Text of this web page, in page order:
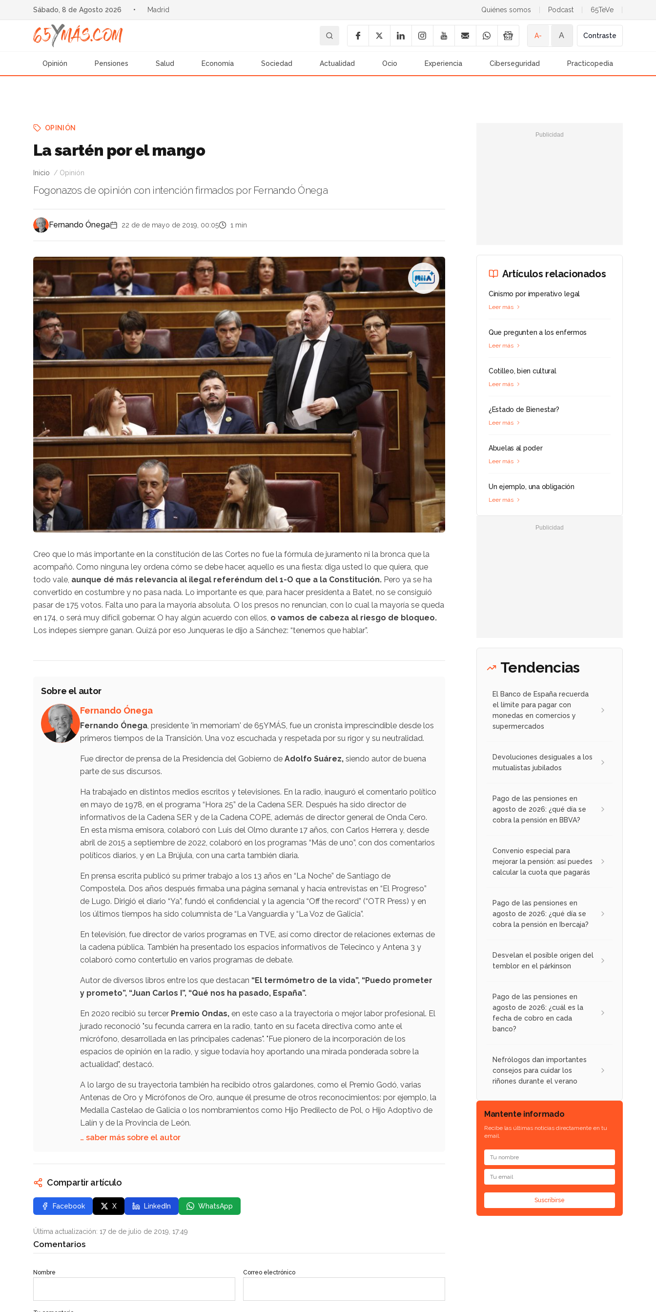
Sábado, 8 de Agosto 2026 • Madrid Quiénes somos Podcast 65TeVe
A- A Contraste
Opinión Pensiones Salud Economía Sociedad Actualidad Ocio Experiencia Ciberseguridad Practicopedia
OPINIÓN
La sartén por el mango
Inicio Opinión
Fogonazos de opinión con intención firmados por Fernando Ónega
Fernando Ónega 22 de de mayo de 2019, 00:05 1 min
Creo que lo más importante en la constitución de las Cortes no fue la fórmula de juramento ni la bronca que la
acompañó. Como ninguna ley ordena cómo se debe hacer, aquello es una fiesta: diga usted lo que quiera, que
todo vale, aunque dé más relevancia al ilegal referéndum del 1-O que a la Constitución. Pero ya se ha
convertido en costumbre y no pasa nada. Lo importante es que, para hacer presidenta a Batet, no se consiguió
pasar de 175 votos. Falta uno para la mayoría absoluta. O los presos no renuncian, con lo cual la mayoría se queda
en 174, o será muy difícil gobernar. O hay algún acuerdo con ellos, o vamos de cabeza al riesgo de bloqueo.
Los indepes siempre ganan. Quizá por eso Junqueras le dijo a Sánchez: “tenemos que hablar”.
Sobre el autor
Fernando Ónega
Fernando Ónega , presidente 'in memoriam' de 65YMÁS, fue un cronista imprescindible desde los
primeros tiempos de la Transición. Una voz escuchada y respetada por su rigor y su neutralidad.
Fue director de prensa de la Presidencia del Gobierno de Adolfo Suárez, siendo autor de buena
parte de sus discursos.
Ha trabajado en distintos medios escritos y televisiones. En la radio, inauguró el comentario político
en mayo de 1978, en el programa “Hora 25” de la Cadena SER. Después ha sido director de
informativos de la Cadena SER y de la Cadena COPE, además de director general de Onda Cero.
En esta misma emisora, colaboró con Luis del Olmo durante 17 años, con Carlos Herrera y, desde
abril de 2015 a septiembre de 2022, colaboró en los programas “Más de uno”, con dos comentarios
políticos diarios, y en La Brújula, con una carta también diaria.
En prensa escrita publicó su primer trabajo a los 13 años en “La Noche” de Santiago de
Compostela. Dos años después firmaba una página semanal y hacía entrevistas en “El Progreso”
de Lugo. Dirigió el diario “Ya”, fundó el confidencial y la agencia “Off the record” (“OTR Press) y en
los últimos tiempos ha sido columnista de “La Vanguardia y “La Voz de Galicia”.
En televisión, fue director de varios programas en TVE, así como director de relaciones externas de
la cadena pública. También ha presentado los espacios informativos de Telecinco y Antena 3 y
colaboró como contertulio en varios programas de debate.
Autor de diversos libros entre los que destacan “El termómetro de la vida”, “Puedo prometer
y prometo”, “Juan Carlos I”, “Qué nos ha pasado, España”.
En 2020 recibió su tercer Premio Ondas, en este caso a la trayectoria o mejor labor profesional. El
jurado reconoció "su fecunda carrera en la radio, tanto en su faceta directiva como ante el
micrófono, desarrollada en las principales cadenas". "Fue pionero de la incorporación de los
espacios de opinión en la radio, y sigue todavía hoy aportando una mirada ponderada sobre la
actualidad", destacó.
A lo largo de su trayectoria también ha recibido otros galardones, como el Premio Godó, varias
Antenas de Oro y Micrófonos de Oro, aunque él presume de otros reconocimientos: por ejemplo, la
Medalla Castelao de Galicia o los nombramientos como Hijo Predilecto de Pol, o Hijo Adoptivo de
Lalín y de la Provincia de León.
… saber más sobre el autor
Compartir artículo
Facebook X LinkedIn WhatsApp
Última actualización: 17 de de julio de 2019, 17:49
Comentarios
Nombre Correo electrónico
Artículos relacionados
Cinismo por imperativo legal
Leer más
Que pregunten a los enfermos
Leer más
Cotilleo, bien cultural
Leer más
¿Estado de Bienestar?
Leer más
Abuelas al poder
Leer más
Un ejemplo, una obligación
Leer más
Tendencias
El Banco de España recuerda
el límite para pagar con
monedas en comercios y
supermercados
Devoluciones desiguales a los
mutualistas jubilados
Pago de las pensiones en
agosto de 2026: ¿qué día se
cobra la pensión en BBVA?
Convenio especial para
mejorar la pensión: así puedes
calcular la cuota que pagarás
Pago de las pensiones en
agosto de 2026: ¿qué día se
cobra la pensión en Ibercaja?
Desvelan el posible origen del
temblor en el párkinson
Pago de las pensiones en
agosto de 2026: ¿cuál es la
fecha de cobro en cada
banco?
Nefrólogos dan importantes
consejos para cuidar los
riñones durante el verano
Mantente informado
Recibe las últimas noticias directamente en tu
email.
Suscribirse